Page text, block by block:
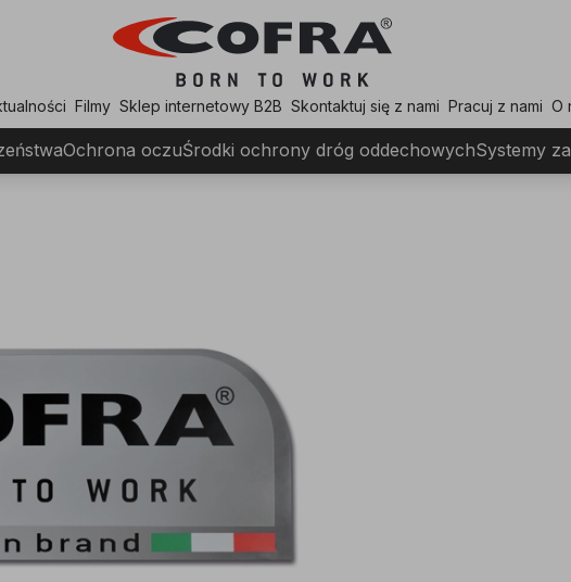
Filmy Sklep internetowy B2B Skontaktuj się z nami Pracuj z nami O
Ochrona oczuŚrodki ochrony dróg oddechowychSystemy